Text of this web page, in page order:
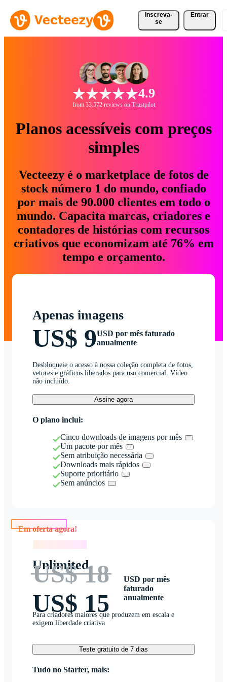
Inscreva-
se
Entrar
4.9
from 33.572 reviews on Trustpilot
Planos acessíveis com preços
simples
Vecteezy é o marketplace de fotos de
stock número 1 do mundo, confiado
por mais de 90.000 clientes em todo o
mundo. Capacita marcas, criadores e
contadores de histórias com recursos
criativos que economizam até 76% em
tempo e orçamento.
Apenas imagens
US$ 9USD por mês faturado
anualmente
Desbloqueie o acesso à nossa coleção completa de fotos,
vetores e gráficos liberados para uso comercial. Vídeo
não incluído.
Assine agora
O plano inclui:
Cinco downloads de imagens por mês
Um pacote por mês
Sem atribuição necessária
Downloads mais rápidos
Suporte prioritário
Sem anúncios
Unlimited
US$ 18
US$ 15
USD por mês
faturado
anualmente
Para criadores maiores que produzem em escala e
exigem liberdade criativa
Teste gratuito de 7 dias
Tudo no Starter, mais: